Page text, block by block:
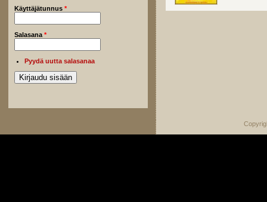
Käyttäjätunnus *
Salasana *
Pyydä uutta salasanaa